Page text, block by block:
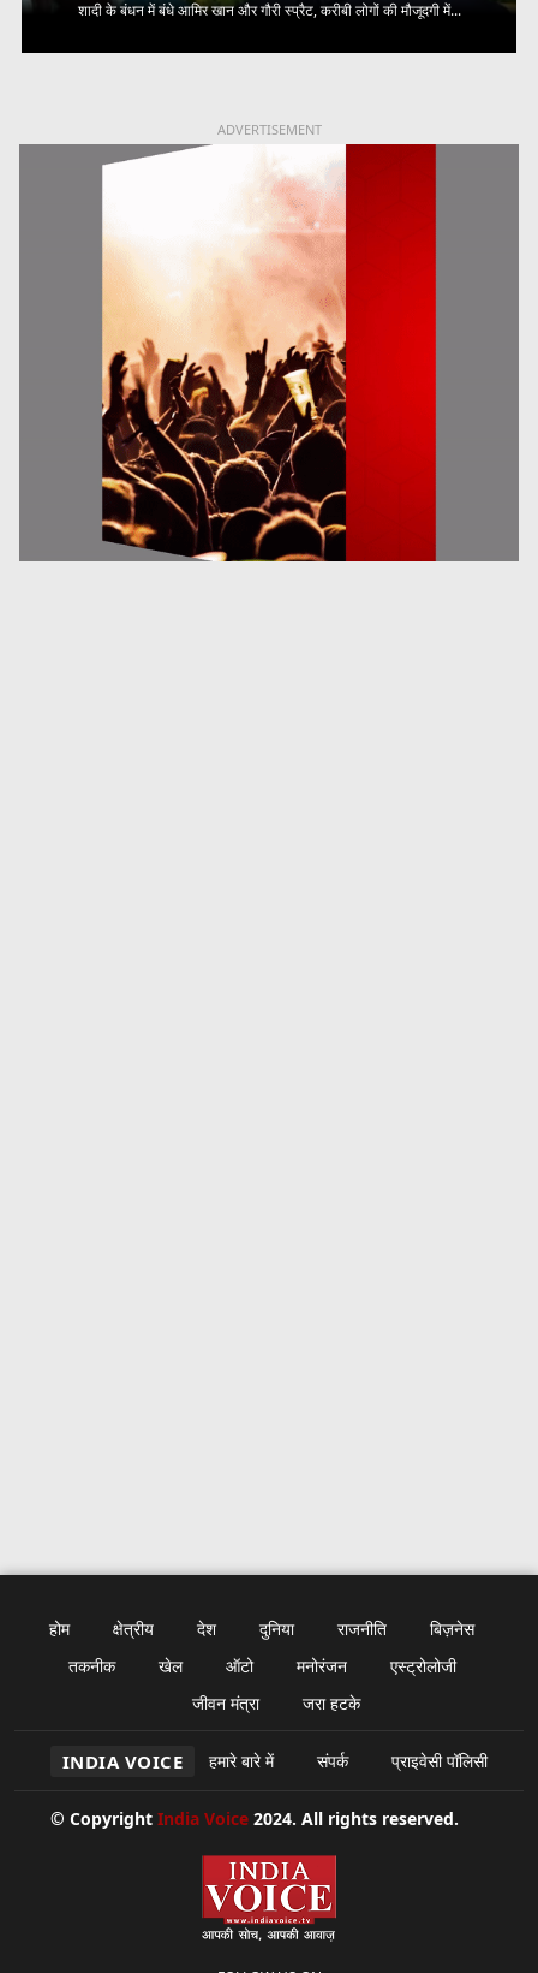
शादी के बंधन में बंधे आमिर खान और गौरी स्प्रैट, करीबी लोगों की मौजूदगी में...
ADVERTISEMENT
होम क्षेत्रीय देश दुनिया राजनीति
बिज़नेस
तकनीक
खेल ऑटो मनोरंजन
एस्ट्रोलोजी
जीवन मंत्रा
जरा हटके
INDIA VOICE हमारे बारे में संपर्क प्राइवेसी पॉलिसी
© Copyright India Voice 2024. All rights reserved.